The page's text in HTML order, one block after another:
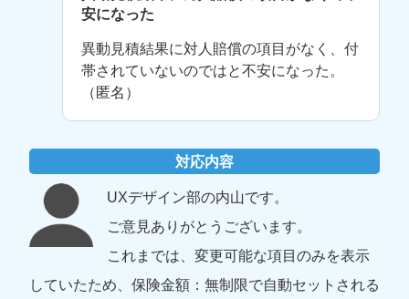
安になった
異動見積結果に対人賠償の項目がなく、付
帯されていないのではと不安になった。
（匿名）
対応内容
UXデザイン部の内山です。
ご意見ありがとうございます。
これまでは、変更可能な項目のみを表示
していたため、保険金額：無制限で自動セットされる